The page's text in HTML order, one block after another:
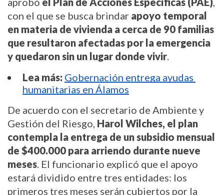
con el que se busca brindar apoyo temporal
en materia de vivienda a cerca de 90 familias
que resultaron afectadas por la emergencia
y quedaron sin un lugar donde vivir
Lea más: Gobernación entrega ayudas
humanitarias en Álamos
De acuerdo con el secretario de Ambiente y
Gestión del Riesgo, Harol Wilches, el plan
contempla la entrega de un subsidio mensual
de $400.000 para arriendo durante nueve
meses . El funcionario explicó que el apoyo
estará dividido entre tres entidades: los
primeros tres meses serán cubiertos por la